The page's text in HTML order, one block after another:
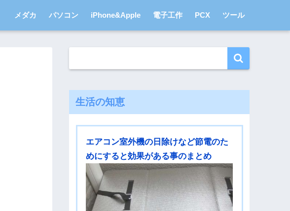
メダカ パソコン iPhone&Apple 電子工作 PCX ツール
生活の知恵
エアコン室外機の日除けなど節電のた
めにすると効果がある事のまとめ